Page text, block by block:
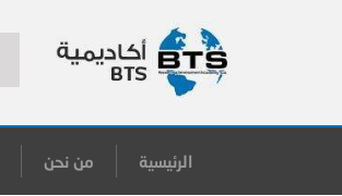
الرئيسية من نحن